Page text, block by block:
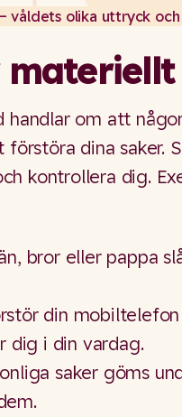
våldets olika uttryck
materiellt
handlar om att
dina saker.
kontrollera dig.
bror eller pappa
din
dig i din vardag.
saker göms